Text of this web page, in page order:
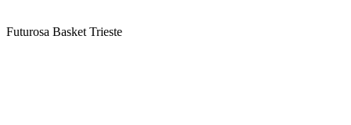
Futurosa Basket Trieste